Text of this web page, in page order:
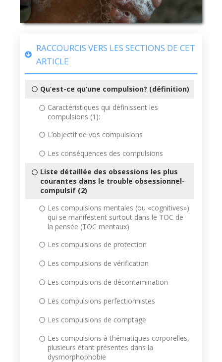
RACCOURCIS VERS LES SECTIONS DE CET
ARTICLE
Qu’est-ce qu’une compulsion? (définition)
Caractéristiques qui définissent les
compulsions (1):
L’objectif de vos compulsions
Les conséquences des compulsions
Liste détaillée des obsessions les plus
courantes dans le trouble obsessionnel-
compulsif (2)
Les compulsions mentales (ou «cognitives»)
qui se manifestent surtout dans le TOC de
la pensée (TOC mentaux)
Les compulsions de protection
Les compulsions de vérification
Les compulsions de décontamination
Les compulsions perfectionnistes
Les compulsions de comptage
Les compulsions à thématiques corporelles,
plusieurs étant présentes dans la
dysmorphophobie